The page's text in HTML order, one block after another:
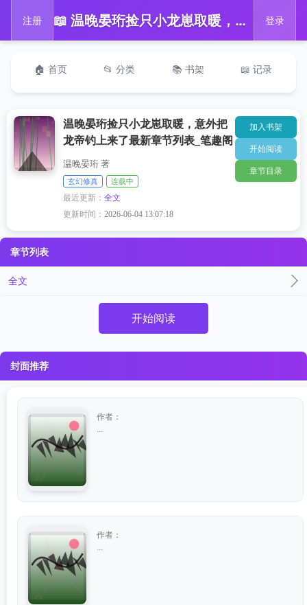
注册 📖 温晚晏珩捡只小龙崽取暖，意外把龙帝钓上来了最新章节列表_笔趣阁 登录
🏠 首页 📂 分类 📚 书架 📖 记录
温晚晏珩捡只小龙崽取暖，意外把
龙帝钓上来了最新章节列表_笔趣阁
温晚晏珩 著
玄幻修真 连载中
最近更新：全文
更新时间：2026-06-04 13:07:18
加入书架
开始阅读
章节目录
章节列表
全文
开始阅读
封面推荐
作者：
作者：